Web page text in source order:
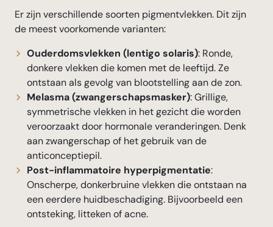
Er zijn verschillende soorten pigmentvlekken. Dit zijn
de meest voorkomende varianten:
Ouderdomsvlekken (lentigo solaris): Ronde,
donkere vlekken die komen met de leeftijd. Ze
ontstaan als gevolg van blootstelling aan de zon.
Melasma (zwangerschapsmasker): Grillige,
symmetrische vlekken in het gezicht die worden
veroorzaakt door hormonale veranderingen. Denk
aan zwangerschap of het gebruik van de
anticonceptiepil.
Post-inflammatoire hyperpigmentatie:
Onscherpe, donkerbruine vlekken die ontstaan na
een eerdere huidbeschadiging. Bijvoorbeeld een
ontsteking, litteken of acne.